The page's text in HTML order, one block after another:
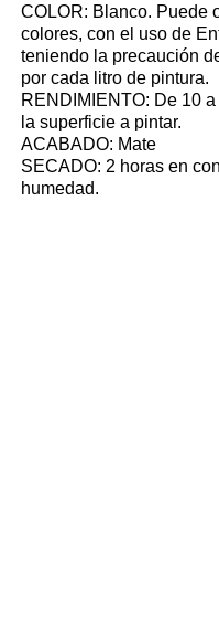
COLOR: Blanco. Puede
colores, con el uso de
teniendo la precaución
por cada litro de pintura.
RENDIMIENTO: De 10
la superficie a pintar.
ACABADO: Mate
SECADO: 2 horas en
humedad.